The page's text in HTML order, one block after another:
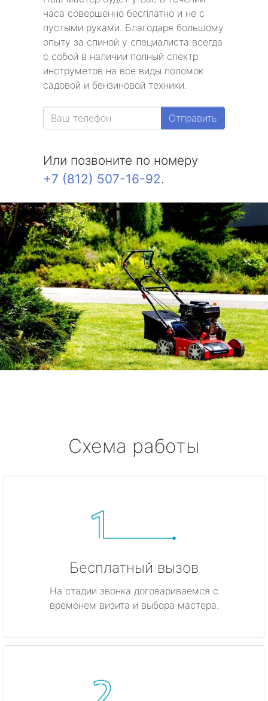
часа совершенно бесплатно и не с
пустыми руками. Благодаря большому
опыту за спиной у специалиста всегда
с собой в наличии полный спектр
инструметов на все виды поломок
садовой и бензиновой техники.
Отправить
Или позвоните по номеру
+7 (812) 507-16-92.
Схема работы
Бесплатный вызов
На стадии звонка договариваемся с
временем визита и выбора мастера.